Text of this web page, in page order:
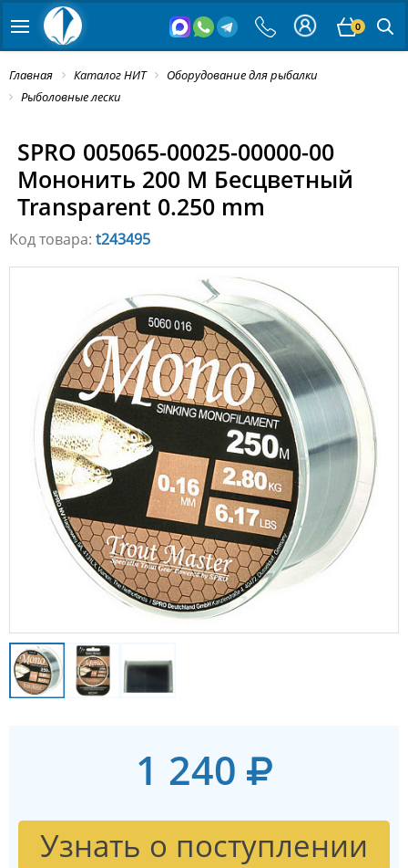
0
Главная Каталог НИТ
Оборудование для рыбалки
Рыболовные лески
SPRO 005065-00025-00000-00
Мононить 200 M Бесцветный
Transparent 0.250 mm
Код товара: t243495
1 240
Узнать о поступлении